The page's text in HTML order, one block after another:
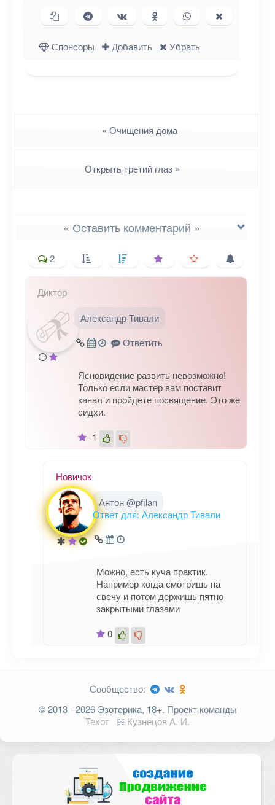
Копировать ссылку
Поделиться в Telegram
Поделиться ВКонтакте
Поделиться в
Одноклассниках
Поделиться в
WhatsApp
в X (Twitter)
Спонсоры
Добавить Убрать
« Очищения дома
Открыть третий глаз »
« Оставить комментарий »
Ваш адрес email не будет
опубликован. Обязательные поля
помечены*
Имя*
Email
2
Диктор
Александр Тивали
Ответить
Ясновидение развить невозможно!
Только если мастер вам поставит
канал и пройдете посвящение. Это же
сидхи.
-1
Новичок
Антон @pfilan
Ответ для: Александр Тивали
Можно, есть куча практик.
Например когда смотришь на
свечу и потом держишь пятно
закрытыми глазами
0
Сообщество:
© 2013 - 2026 Эзотерика, 18+. Проект команды
Техот
𝌴 Кузнецов А. И.